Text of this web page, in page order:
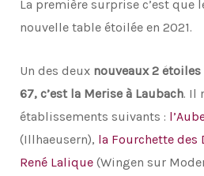
La première surprise c’est que
nouvelle table étoilée en 2021.
Un des deux nouveaux 2
67, c’est la Merise à Laubach. Il
établissements suivants :
(Illhaeusern), la Fourchette des
René Lalique (Wingen sur